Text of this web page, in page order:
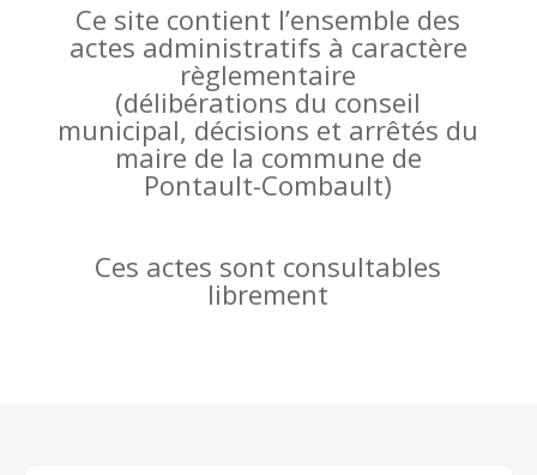
Ce site contient l’ensemble des
actes administratifs à caractère
règlementaire
(délibérations du conseil
municipal, décisions et arrêtés du
maire de la commune de
Pontault-Combault)
Ces actes sont consultables
librement